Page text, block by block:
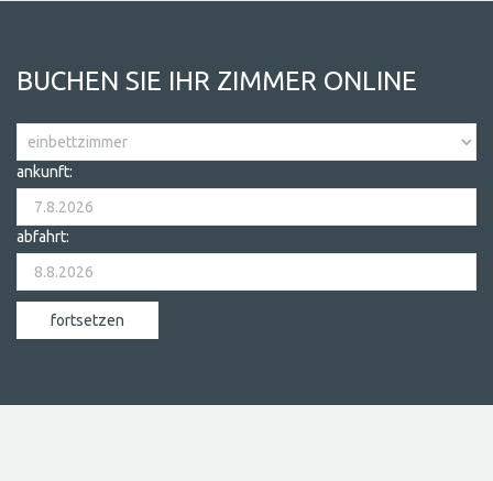
BUCHEN SIE IHR ZIMMER ONLINE
ankunft:
abfahrt: